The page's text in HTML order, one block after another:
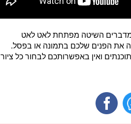
מדברים השיטה מפתחת לאט לאט
את הפנים שלכם בתמונה או בפסל.
ואין באפשרותכם לבחור כל ציור